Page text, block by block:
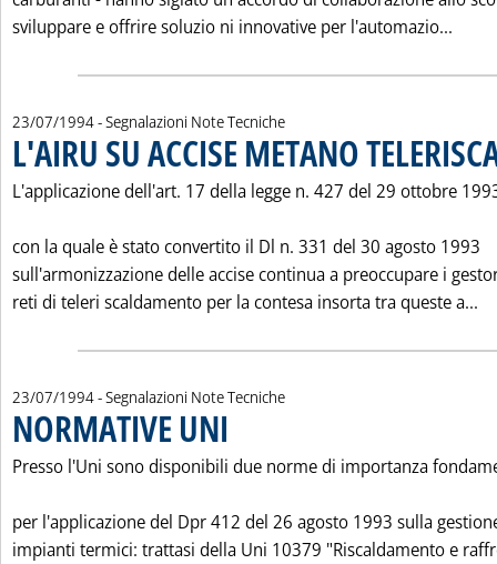
sviluppare e offrire soluzio ni innovative per l'automazio...
23/07/1994- Segnalazioni Note Tecniche
L'AIRU SU ACCISE METANO
L'applicazione dell'art. 17 della legge n. 427 del 29 ottobre
con la quale è stato convertito il Dl n. 331 del 30 agosto 1993
sull'armonizzazione delle accise continua a preoccupare i
reti di teleri scaldamento per la contesa insorta tra queste a...
23/07/1994- Segnalazioni Note Tecniche
NORMATIVE UNI
Presso l'Uni sono disponibili due norme di importanza
per l'applicazione del Dpr 412 del 26 agosto 1993 sulla
impianti termici: trattasi della Uni 10379 "Riscaldamento e